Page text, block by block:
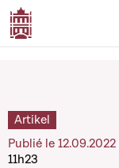
Artikel
Publié le 12.09.2022
11h23